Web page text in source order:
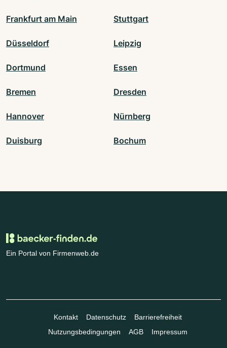
Frankfurt am Main Stuttgart
Düsseldorf Leipzig
Dortmund Essen
Bremen Dresden
Hannover Nürnberg
Duisburg Bochum
Ein Portal von Firmenweb.de
Kontakt Datenschutz
Barrierefreiheit
Nutzungsbedingungen
AGB Impressum